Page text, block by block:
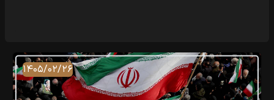
۱۴۰۵/۰۲/۲۶